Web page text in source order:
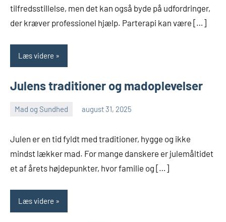
tilfredsstillelse, men det kan også byde på udfordringer,
der kræver professionel hjælp. Parterapi kan være […]
Læs videre
Julens traditioner og madoplevelser
Mad og Sundhed august 31, 2025
Julen er en tid fyldt med traditioner, hygge og ikke
mindst lækker mad. For mange danskere er julemåltidet
et af årets højdepunkter, hvor familie og […]
Læs videre